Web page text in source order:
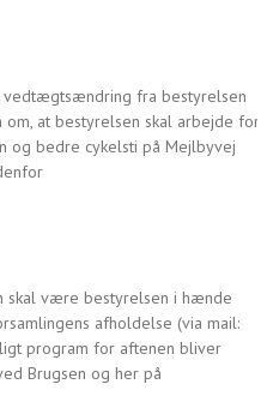
vedtægtsændring fra bestyrelsen
at bestyrelsen skal arbejde for
og bedre cykelsti på Mejlbyvej
skal være bestyrelsen i hænde
afholdelse (via mail:
program for aftenen bliver
Brugsen og her på